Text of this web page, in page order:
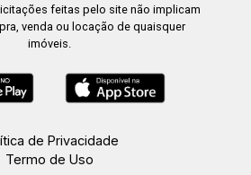
feitas pelo site não implicam
venda ou locação de quaisquer
imóveis.
de Privacidade
Termo de Uso